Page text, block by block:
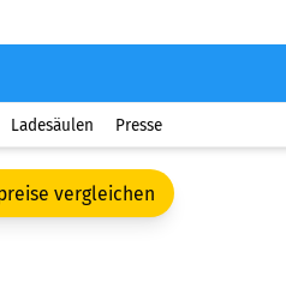
Ladesäulen Presse
vergleichen